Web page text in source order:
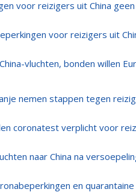
voor reizigers uit China
voor reizigers uit
vluchten, bonden willen
nemen stappen tegen
coronatest verplicht voor
naar China na
en